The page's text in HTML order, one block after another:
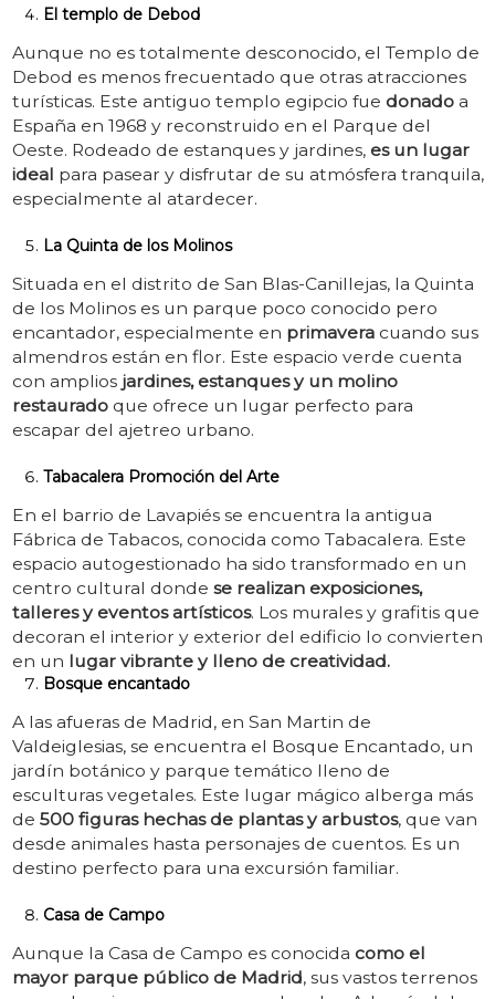
El templo de Debod
Aunque no es totalmente desconocido, el Templo de
Debod es menos frecuentado que otras atracciones
turísticas. Este antiguo templo egipcio fue donadoa
España en 1968 y reconstruido en el Parque del
Oeste. Rodeado de estanques y jardines, es un lugar
ideal para pasear y disfrutar de su atmósfera tranquila,
especialmente al atardecer.
La Quinta de los Molinos
Situada en el distrito de San Blas-Canillejas, la Quinta
de los Molinos es un parque poco conocido pero
encantador, especialmente en primaveracuando sus
almendros están en flor. Este espacio verde cuenta
con amplios jardines, estanques y un molino
restauradoque ofrece un lugar perfecto para
escapar del ajetreo urbano.
Tabacalera Promoción del Arte
En el barrio de Lavapiés se encuentra la antigua
Fábrica de Tabacos, conocida como Tabacalera. Este
espacio autogestionado ha sido transformado en un
centro cultural donde se realizan exposiciones,
talleres y eventos artísticos. Los murales y grafitis que
decoran el interior y exterior del edificio lo convierten
en un lugar vibrante y lleno de creatividad.
Bosque encantado
A las afueras de Madrid, en San Martin de
Valdeiglesias, se encuentra el Bosque Encantado, un
jardín botánico y parque temático lleno de
esculturas vegetales. Este lugar mágico alberga más
de 500 figuras hechas de plantas y arbustos, que van
desde animales hasta personajes de cuentos. Es un
destino perfecto para una excursión familiar.
Casa de Campo
Aunque la Casa de Campo es conocida como el
mayor parque público de Madrid, sus vastos terrenos